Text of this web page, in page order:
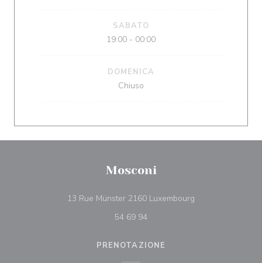
SABATO
19:00 - 00:00
DOMENICA
Chiuso
Mosconi
13 Rue Münster 2160 Luxembourg
54 69 94
PRENOTAZIONE